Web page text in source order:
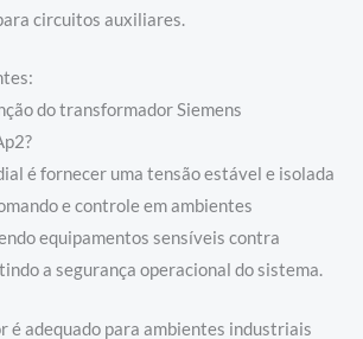
circuitos auxiliares.
do transformador Siemens
é fornecer uma tensão estável e isolada
e controle em ambientes
equipamentos sensíveis contra
a segurança operacional do sistema.
é adequado para ambientes industriais